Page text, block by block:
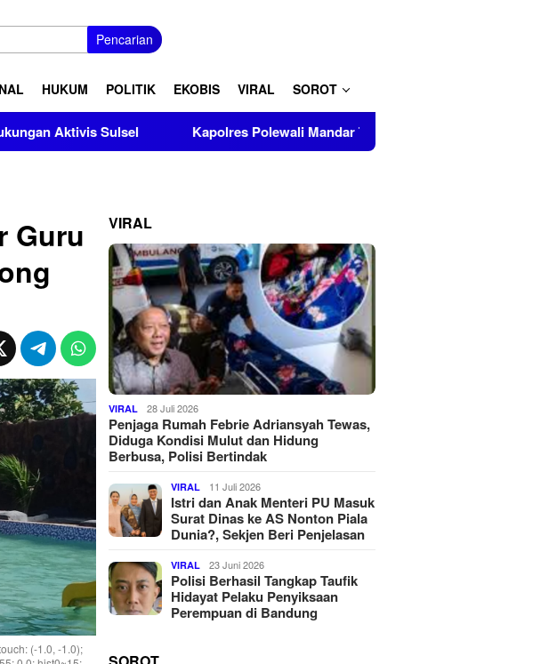
Pencarian
HUKUM POLITIK EKOBIS VIRAL SOROT
Kapolres Polewali Mandar Turut Musnahkan Barang Bukti Perkara Inkrah di
Guru
(-1.0, -1.0);
VIRAL
VIRAL 28 Juli 2026
Penjaga Rumah Febrie Adriansyah Tewas,
Diduga Kondisi Mulut dan Hidung
Berbusa, Polisi Bertindak
VIRAL 11 Juli 2026
Istri dan Anak Menteri PU Masuk
Surat Dinas ke AS Nonton Piala
Dunia?, Sekjen Beri Penjelasan
VIRAL 23 Juni 2026
Polisi Berhasil Tangkap Taufik
Hidayat Pelaku Penyiksaan
Perempuan di Bandung